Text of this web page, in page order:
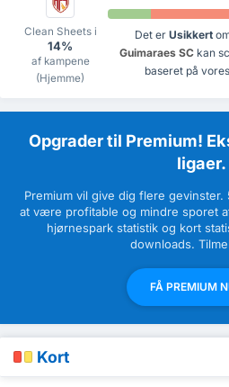
Clean Sheets i
14%
af kampene
(Hjemme)
Det er Usikkert
Guimaraes SCkan
baseret på
Opgrader til Premium!
ligaer.
Premium vil give dig flere
at være profitable og mindre sporet
hjørnespark statistik og kort
downloads.
FÅ PREMIUM
Kort